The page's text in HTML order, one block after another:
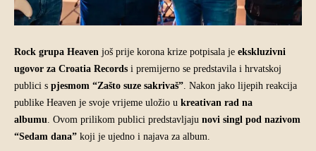
Rock grupa Heaven još prije korona krize potpisala je ekskluzivni
ugovor za Croatia Records i premijerno se predstavila i hrvatskoj
publici s pjesmom “Zašto suze sakrivaš” . Nakon jako lijepih reakcija
publike Heaven je svoje vrijeme uložio u kreativan rad na
albumu . Ovom prilikom publici predstavljaju novi singl pod nazivom
“Sedam dana” koji je ujedno i najava za album.